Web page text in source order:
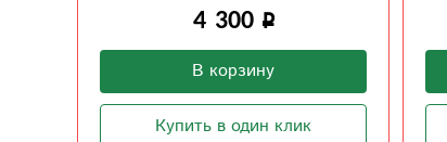
4 300
В корзину
Купить в один клик